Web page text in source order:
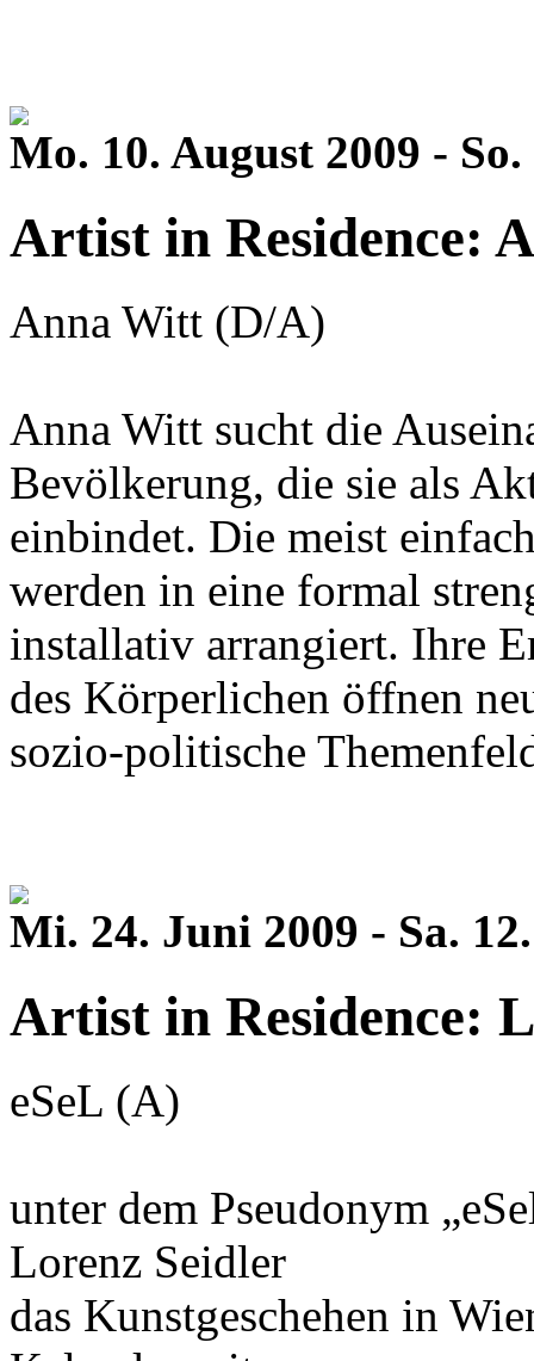
Mo. 10. August 2009 -
Artist in Residence:
Anna Witt (D/A)
Anna Witt sucht die
Bevölkerung, die sie als
einbindet. Die meist
werden in eine formal
installativ arrangiert. Ihre
des Körperlichen öffnen
sozio-politische
Mi. 24. Juni 2009 - Sa.
Artist in Residence:
eSeL (A)
unter dem Pseudonym
Lorenz Seidler
das Kunstgeschehen in